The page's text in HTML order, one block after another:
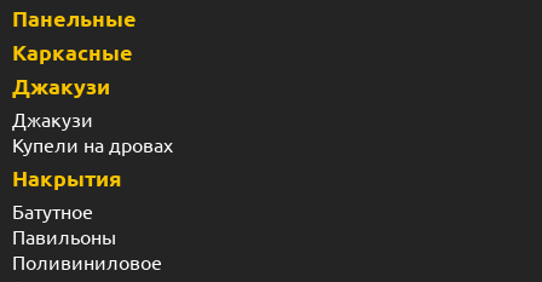
Панельные
Каркасные
Джакузи
Джакузи
Купели на дровах
Накрытия
Батутное
Павильоны
Поливиниловое